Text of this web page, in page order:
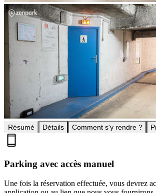
Résumé Détails Comment s'y rendre ?
Parking avec accès manuel
Une fois la réservation effectuée, vous devrez